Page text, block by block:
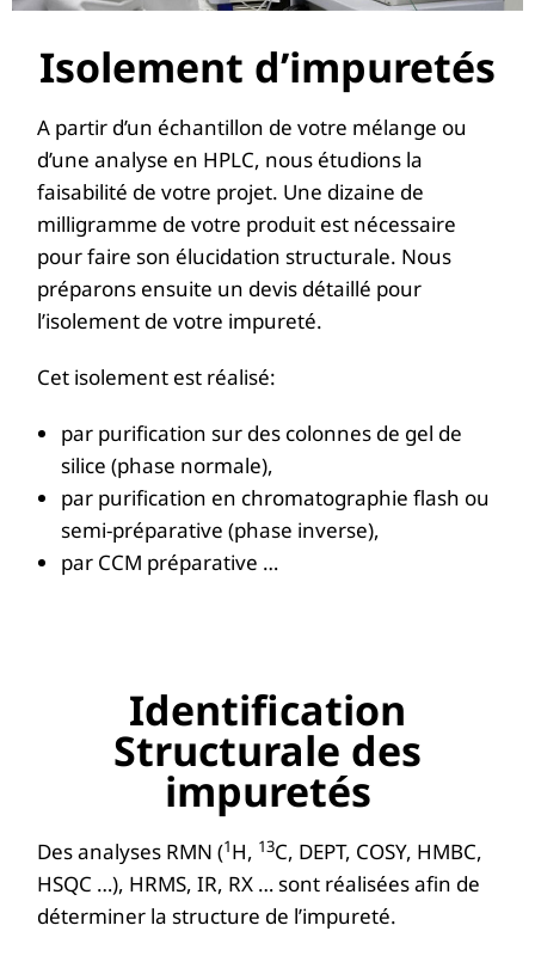
Isolement d’impuretés
A partir d’un échantillon de votre mélange ou
d’une analyse en HPLC, nous étudions la
faisabilité de votre projet. Une dizaine de
milligramme de votre produit est nécessaire
pour faire son élucidation structurale. Nous
préparons ensuite un devis détaillé pour
l’isolement de votre impureté.
Cet isolement est réalisé:
par purification sur des colonnes de gel de
silice (phase normale),
par purification en chromatographie flash ou
semi-préparative (phase inverse),
par CCM préparative …
Identification
Structurale des
impuretés
Des analyses RMN (1H, 13C, DEPT, COSY, HMBC,
HSQC …), HRMS, IR, RX … sont réalisées afin de
déterminer la structure de l’impureté.